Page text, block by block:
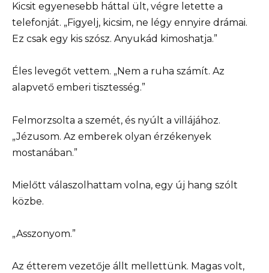
Kicsit egyenesebb háttal ült, végre letette a
telefonját. „Figyelj, kicsim, ne légy ennyire drámai.
Ez csak egy kis szósz. Anyukád kimoshatja.”
Éles levegőt vettem. „Nem a ruha számít. Az
alapvető emberi tisztesség.”
Felmorzsolta a szemét, és nyúlt a villájához.
„Jézusom. Az emberek olyan érzékenyek
mostanában.”
Mielőtt válaszolhattam volna, egy új hang szólt
közbe.
„Asszonyom.”
Az étterem vezetője állt mellettünk. Magas volt,